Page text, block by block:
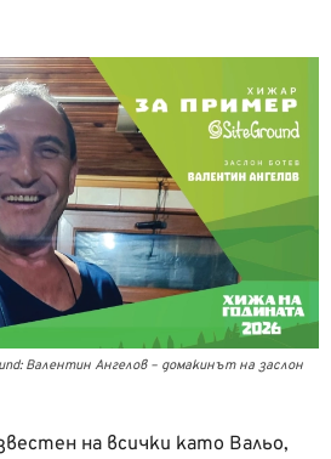
Валентин Ангелов – домакинът на заслон
на всички като Вальо,